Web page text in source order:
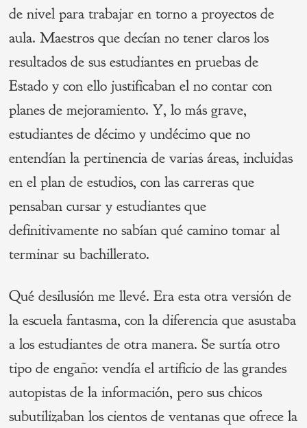
de nivel para trabajar en torno a proyectos de
aula. Maestros que decían no tener claros los
resultados de sus estudiantes en pruebas de
Estado y con ello justificaban el no contar con
planes de mejoramiento. Y, lo más grave,
estudiantes de décimo y undécimo que no
entendían la pertinencia de varias áreas, incluidas
en el plan de estudios, con las carreras que
pensaban cursar y estudiantes que
definitivamente no sabían qué camino tomar al
terminar su bachillerato.
Qué desilusión me llevé. Era esta otra versión de
la escuela fantasma, con la diferencia que asustaba
a los estudiantes de otra manera. Se surtía otro
tipo de engaño: vendía el artificio de las grandes
autopistas de la información, pero sus chicos
subutilizaban los cientos de ventanas que ofrece la